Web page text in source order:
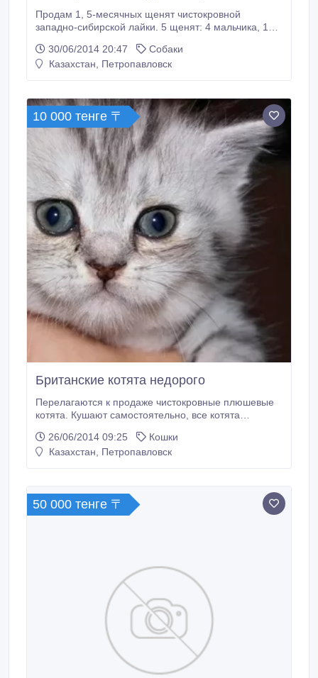
Продам 1, 5-месячных щенят чистокровной
западно-сибирской лайки. 5 щенят: 4 мальчика, 1
30/06/2014 20:47
Собаки
Казахстан, Петропавловск
10 000 тенге 〒
Британские котята недорого
Перелагаются к продаже чистокровные плюшевые
котята. Кушают самостоятельно, все котята
характер, мощный костяк, круглая голова, с
великолепными изумрудными глазами. Окрас
можете приехать к нам в гости и выбрать ласкового,
милого и преданного друга.
26/06/2014 09:25
Кошки
Казахстан, Петропавловск
50 000 тенге 〒